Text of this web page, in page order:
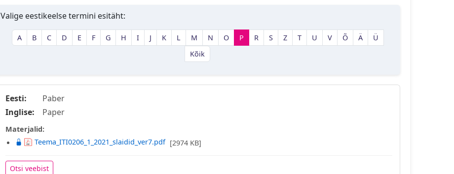
Valige eestikeelse termini esitäht:
A B C D E F G H I J K L M N O P R S Z T U V Õ Ä
Ü
Kõik
Eesti:
Paber
Inglise:
Paper
Materjalid:
Teema_ITI0206_1_2021_slaidid_ver7.pdf [2974 KB]
Otsi veebist